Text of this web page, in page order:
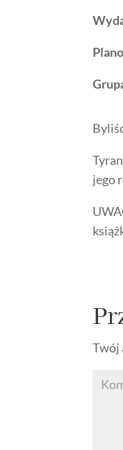
jego
Twój